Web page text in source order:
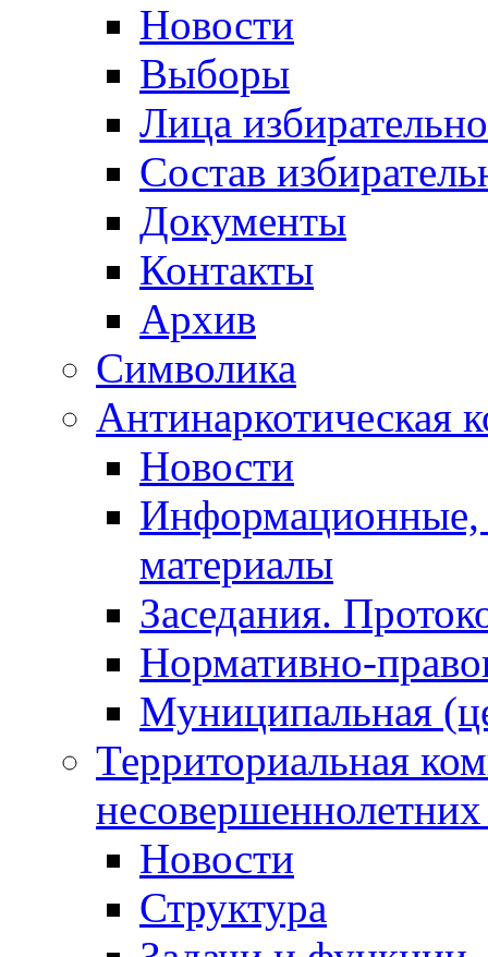
Новости
Выборы
Лица
Состав
Документы
Контакты
Архив
Символика
Антинаркотическая
Новости
Информационные,
материалы
Заседания.
Нормативно-
Муниципальная
Территориальная
Новости
Структура